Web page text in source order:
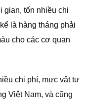
gian, tốn nhiều chi
là hàng tháng phải
cho các cơ quan
chi phí, mực vật tư
Việt Nam, và cũng